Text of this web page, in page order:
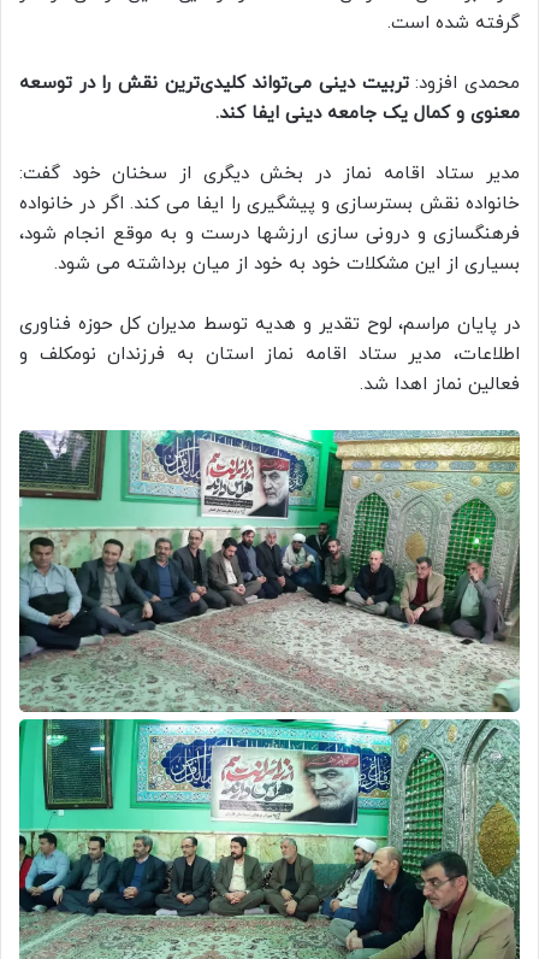
گرفته شده است.
محمدی افزود:تربیت دینی می‌تواند کلیدی‌ترین نقش را در توسعه
معنوی و کمال یک جامعه دینی ایفا کند.
مدیر ستاد اقامه نماز در بخش دیگری از سخنان خود گفت:
خانواده نقش بسترسازی و پیشگیری را ایفا می کند. اگر در خانواده
فرهنگسازی و درونی سازی ارزشها درست و به موقع انجام شود،
بسیاری از این مشکلات خود به خود از میان برداشته می شود.
در پایان مراسم، لوح تقدیر و هدیه توسط مدیران کل حوزه فناوری
اطلاعات، مدیر ستاد اقامه نماز استان به فرزندان نومکلف و
فعالین نماز اهدا شد.